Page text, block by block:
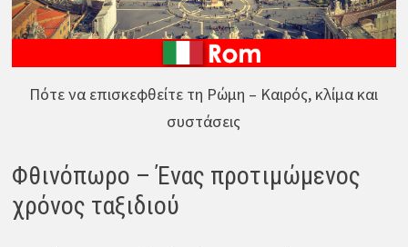
Πότε να επισκεφθείτε τη Ρώμη – Καιρός, κλίμα και
συστάσεις
Φθινόπωρο – Ένας προτιμώμενος
χρόνος ταξιδιού